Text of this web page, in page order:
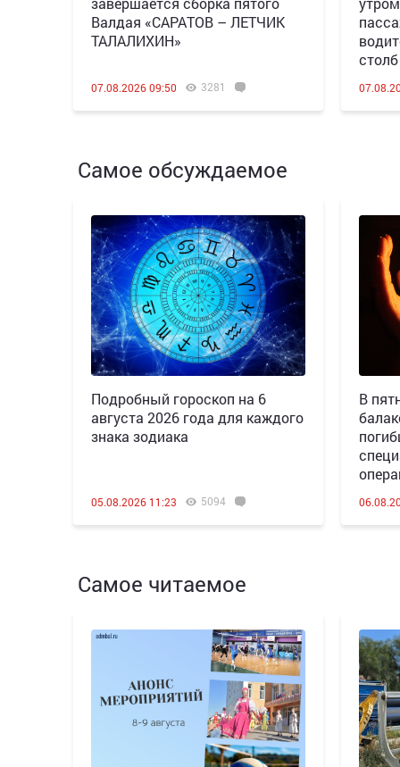
Валдая «САРАТОВ – ЛЕТЧИК
ТАЛАЛИХИН»
07.08.2026 09:50 3281
столб
Самое обсуждаемое
Подробный гороскоп на 6
августа 2026 года для каждого
знака зодиака
05.08.2026 11:23 5094
В
Самое читаемое